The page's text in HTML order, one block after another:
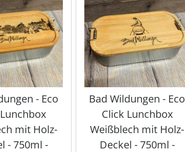
- Eco
mit Holz-
- 750ml -
Bad Wildungen - Eco
Click Lunchbox
Weißblech mit Holz-
Deckel - 750ml -